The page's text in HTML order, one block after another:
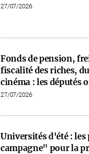
27/07/2026
Fonds de pension,
fiscalité des riches,
cinéma : les députés
27/07/2026
Universités d'été :
campagne" pour la